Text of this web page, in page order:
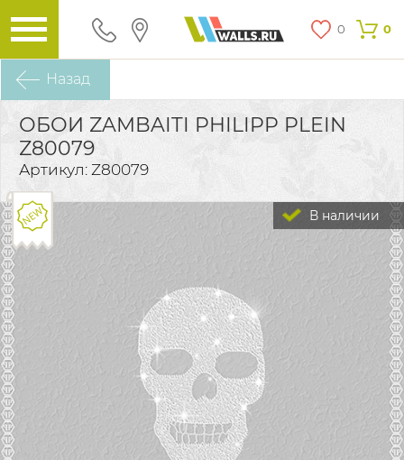
0 0
Назад
ОБОИ ZAMBAITI PHILIPP PLEIN
Z80079
Артикул: Z80079
В наличии